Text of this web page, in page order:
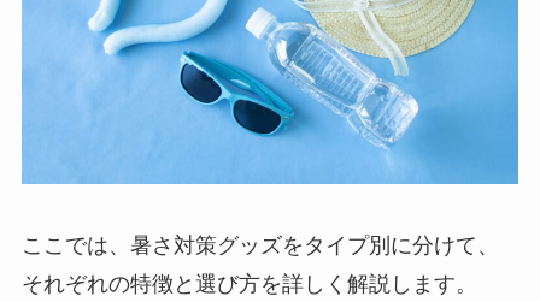
ここでは、暑さ対策グッズをタイプ別に分けて、
それぞれの特徴と選び方を詳しく解説します。